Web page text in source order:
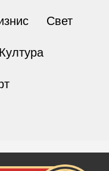
Свет
Култура